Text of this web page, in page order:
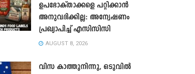
ഉപഭോക്താക്കളെ പറ്റിക്കാൻ
അനുവദിക്കില്ല: അന്വേഷണം
പ്രഖ്യാപിച്ച് എസിസിസി
AUGUST 8, 2026
വിസ കാത്തുനിന്നു, ഒടുവിൽ